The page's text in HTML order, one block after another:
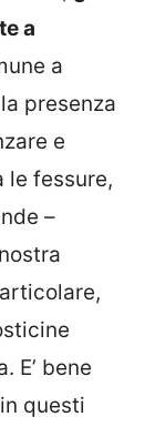
a
a
presenza
e
le fessure,
–
E’ bene
questi